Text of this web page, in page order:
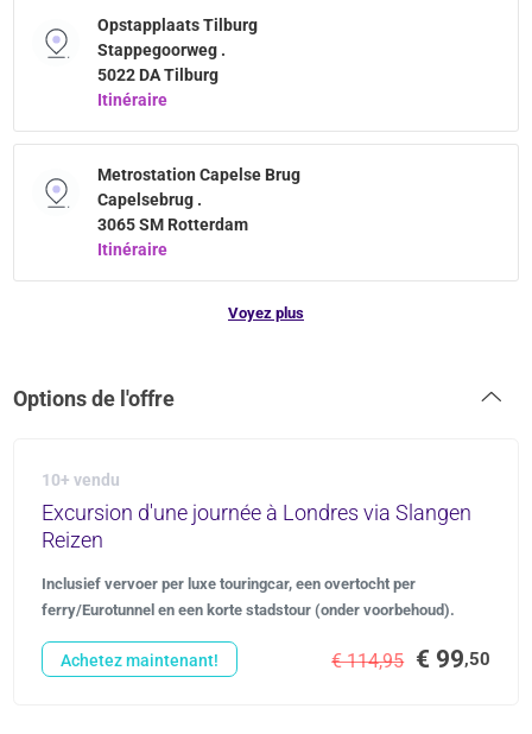
Opstapplaats Tilburg
Stappegoorweg .
5022 DA Tilburg
Itinéraire
Metrostation Capelse Brug
Capelsebrug .
3065 SM Rotterdam
Itinéraire
Voyez plus
Options de l'offre
10+ vendu
Excursion d'une journée à Londres via Slangen
Reizen
Inclusief vervoer per luxe touringcar, een overtocht per
ferry/Eurotunnel en een korte stadstour (onder voorbehoud).
€ 114,95 € 99,50
Achetez maintenant!